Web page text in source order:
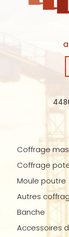
Coffrage
Coffrage
Moule poutre
Autres
Banche
Accessoires